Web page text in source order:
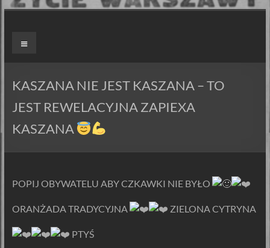
Skip
ZAPIEXY
–
SMAK
PRL`U
Jedyne
Są
i
Zapiexy.
Menu
KASZANA NIE JEST KASZANA – TO
JEST REWELACYJNA ZAPIEXA
KASZANA
POPIJ OBYWATELU ABY CZKAWKI NIE BYŁO
ORANŻADA TRADYCYJNA ZIELONA CYTRYNA
PTYŚ